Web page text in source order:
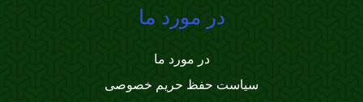
در مورد ما
در مورد ما
سیاست حفظ حریم خصوصی